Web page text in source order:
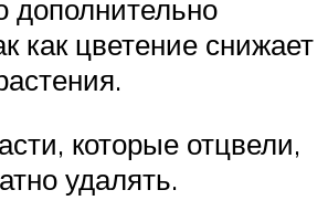
дополнительно
как цветение снижает
которые отцвели,
удалять.